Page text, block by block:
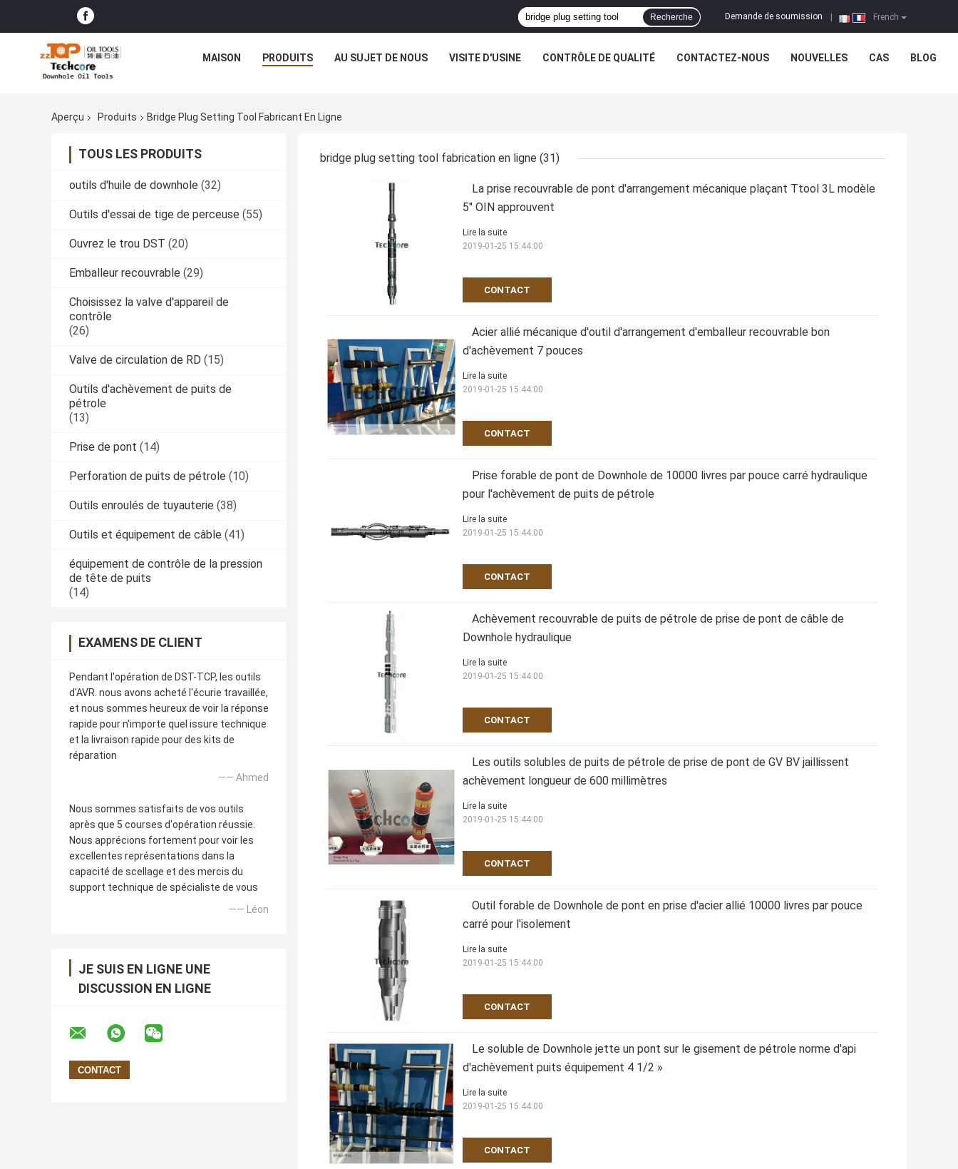
French
Demande de soumission
Recherche
MAISON PRODUITS AU SUJET DE NOUS VISITE D'USINE CONTRÔLE DE QUALITÉ CONTACTEZ-NOUS NOUVELLES CAS BLOG
Aperçu Produits Bridge Plug Setting Tool Fabricant En Ligne
TOUS LES PRODUITS
outils d'huile de downhole (32)
Outils d'essai de tige de perceuse (55)
Ouvrez le trou DST (20)
Emballeur recouvrable (29)
Choisissez la valve d'appareil de
contrôle
(26)
Valve de circulation de RD (15)
Outils d'achèvement de puits de
pétrole
(13)
Prise de pont (14)
Perforation de puits de pétrole (10)
Outils enroulés de tuyauterie (38)
Outils et équipement de câble (41)
équipement de contrôle de la pression
de tête de puits
(14)
EXAMENS DE CLIENT
Pendant l'opération de DST-TCP, les outils
d'AVR. nous avons acheté l'écurie travaillée,
et nous sommes heureux de voir la réponse
rapide pour n'importe quel issure technique
et la livraison rapide pour des kits de
réparation
—— Ahmed
Nous sommes satisfaits de vos outils
après que 5 courses d'opération réussie.
Nous apprécions fortement pour voir les
excellentes représentations dans la
capacité de scellage et des mercis du
support technique de spécialiste de vous
—— Léon
JE SUIS EN LIGNE UNE
DISCUSSION EN LIGNE
bridge plug setting tool fabrication en ligne (31)
La prise recouvrable de pont d'arrangement mécanique plaçant Ttool 3L modèle
5" OIN approuvent
CONTACT
Lire la suite
2019-01-25 15:44:00
Acier allié mécanique d'outil d'arrangement d'emballeur recouvrable bon
d'achèvement 7 pouces
CONTACT
Lire la suite
2019-01-25 15:44:00
Prise forable de pont de Downhole de 10000 livres par pouce carré hydraulique
pour l'achèvement de puits de pétrole
CONTACT
Lire la suite
2019-01-25 15:44:00
Achèvement recouvrable de puits de pétrole de prise de pont de câble de
Downhole hydraulique
CONTACT
Lire la suite
2019-01-25 15:44:00
Les outils solubles de puits de pétrole de prise de pont de GV BV jaillissent
achèvement longueur de 600 millimètres
CONTACT
Lire la suite
2019-01-25 15:44:00
Outil forable de Downhole de pont en prise d'acier allié 10000 livres par pouce
carré pour l'isolement
CONTACT
Lire la suite
2019-01-25 15:44:00
Le soluble de Downhole jette un pont sur le gisement de pétrole norme d'api
d'achèvement puits équipement 4 1/2 »
CONTACT
Lire la suite
2019-01-25 15:44:00